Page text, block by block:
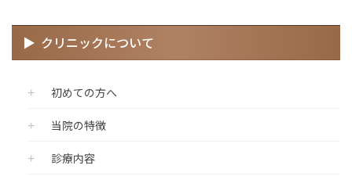
クリニックについて
初めての方へ
当院の特徴
診療内容